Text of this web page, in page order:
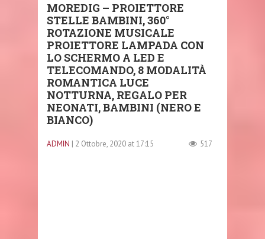
MOREDIG – PROIETTORE
STELLE BAMBINI, 360°
ROTAZIONE MUSICALE
PROIETTORE LAMPADA CON
LO SCHERMO A LED E
TELECOMANDO, 8 MODALITÀ
ROMANTICA LUCE
NOTTURNA, REGALO PER
NEONATI, BAMBINI (NERO E
BIANCO)
ADMIN | 2 Ottobre, 2020 at 17:15 517